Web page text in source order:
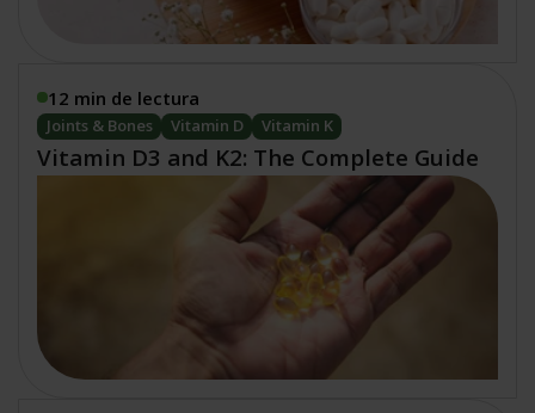
12 min de lectura
Joints & Bones Vitamin D Vitamin K
Vitamin D3 and K2: The Complete Guide